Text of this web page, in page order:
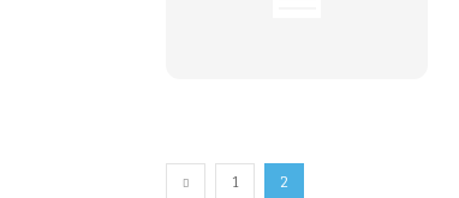
1 2